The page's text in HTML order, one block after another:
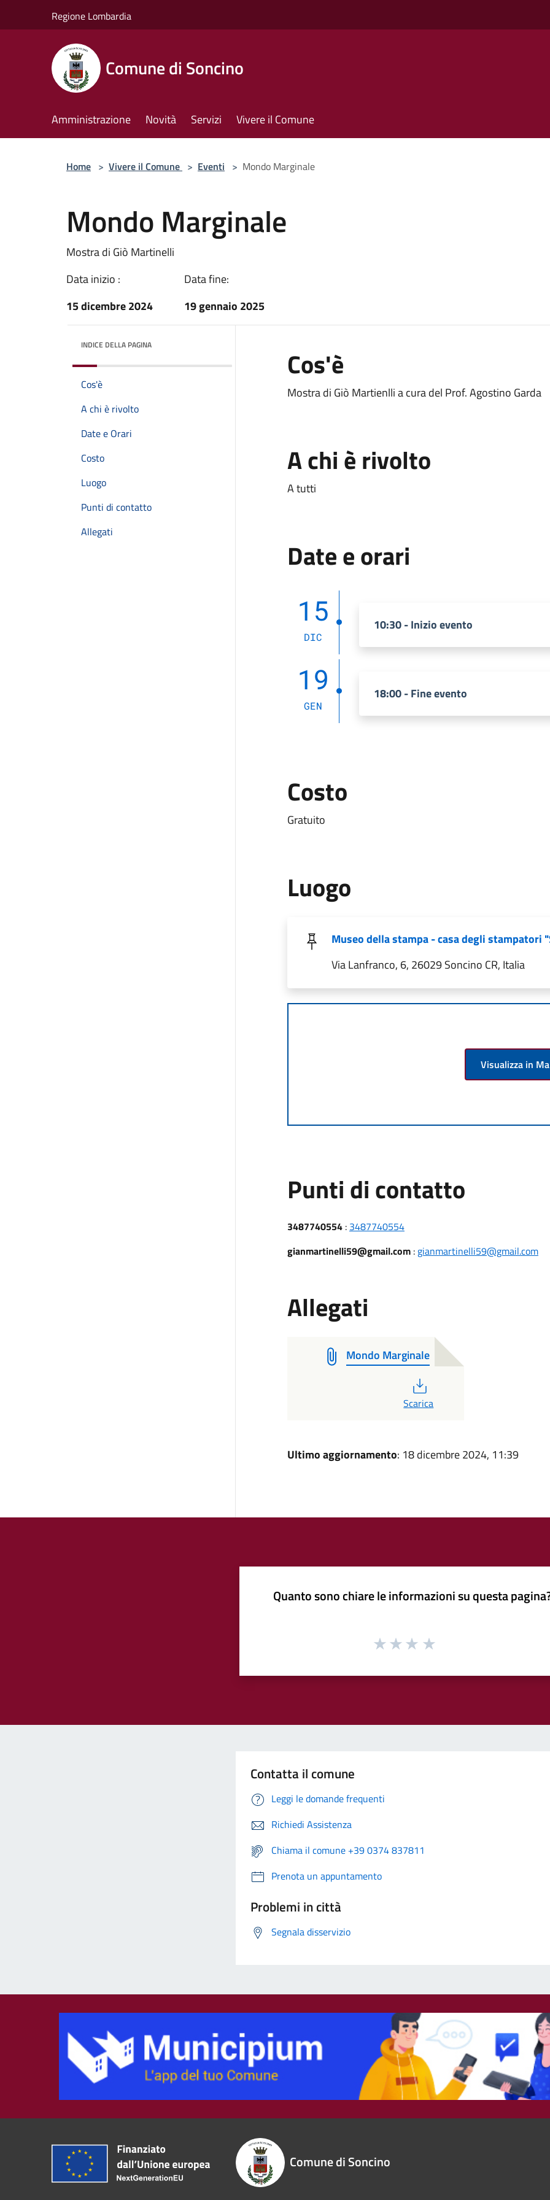
Regione Lombardia
Comune di Soncino
Amministrazione Novità Servizi Vivere il Comune
Home > Vivere il Comune > Eventi > Mondo Marginale
Mondo Marginale
Mostra di Giò Martinelli
Data inizio :
15 dicembre 2024
Data fine:
19 gennaio 2025
INDICE DELLA PAGINA
Cos'è
A chi è rivolto
Date e Orari
Costo
Luogo
Punti di contatto
Allegati
Cos'è
Mostra di Giò Martienlli a cura del Prof. Agostino Garda
A chi è rivolto
A tutti
Date e orari
15
DIC
10:30 - Inizio evento
19
GEN
18:00 - Fine evento
Costo
Gratuito
Luogo
Museo della stampa - casa degli stampatori
Via Lanfranco, 6, 26029 Soncino CR, Italia
Visualizza in
Punti di contatto
3487740554: 3487740554
gianmartinelli59@gmail.com: gianmartinelli59@gmail.com
Allegati
Mondo Marginale
Scarica
Ultimo aggiornamento: 18 dicembre 2024, 11:39
Quanto sono chiare le informazioni su questa
Contatta il comune
Leggi le domande frequenti
Richiedi Assistenza
Chiama il comune +39 0374 837811
Prenota un appuntamento
Problemi in città
Segnala disservizio
Comune di Soncino